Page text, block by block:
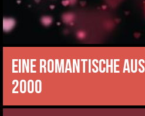
Eine romantische
2000